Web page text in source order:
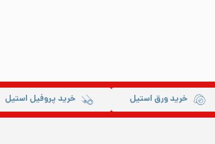
خرید ورق استیل خرید پروفیل استیل